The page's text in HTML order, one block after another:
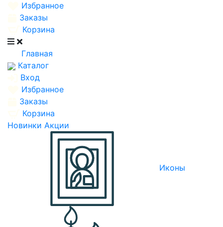
Избранное
Заказы
Корзина
Главная
Каталог
Вход
Избранное
Заказы
Корзина
Новинки Акции
Иконы